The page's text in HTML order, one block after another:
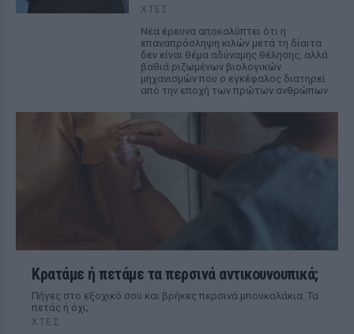
ΧΤΕΣ
Νέα έρευνα αποκαλύπτει ότι η
επαναπρόσληψη κιλών μετά τη δίαιτα
δεν είναι θέμα αδύναμης θέλησης, αλλά
βαθιά ριζωμένων βιολογικών
μηχανισμών που ο εγκέφαλος διατηρεί
από την εποχή των πρώτων ανθρώπων.
Κρατάμε ή πετάμε τα περσινά αντικουνουπικά;
Πήγες στο εξοχικό σου και βρήκες περσινά μπουκαλάκια. Τα
πετάς ή όχι;
ΧΤΕΣ